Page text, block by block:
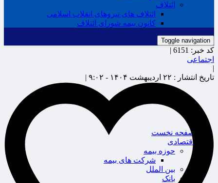
ائتلاف
ائتلاف های نیروهای انقلاب اسلامی
کانون بیمه شورای ائتلاف
Toggle navigation
صفحه نخست
اقتصادی
حوزه بیمه
شرکت های بیمه
بین الملل
بانک
کد خبر: 6151 |
اجتماعی
|
تاریخ انتشار : ۲۲ اردیبهشت ۱۴۰۴ - ۹:۰۲ |